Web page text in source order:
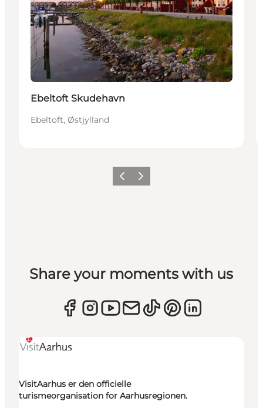
Ebeltoft Skudehavn
Ebeltoft, Østjylland
ForrigeNæste
Share your moments with us
VisitAarhus er den officielle
turismeorganisation for Aarhusregionen.